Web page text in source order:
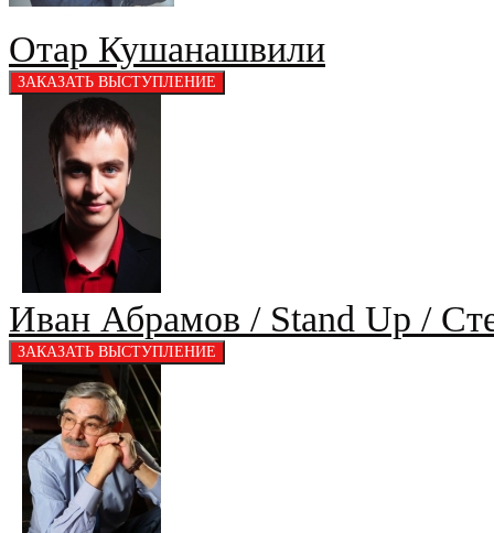
Отар Кушанашвили
Иван Абрамов / Stand Up /